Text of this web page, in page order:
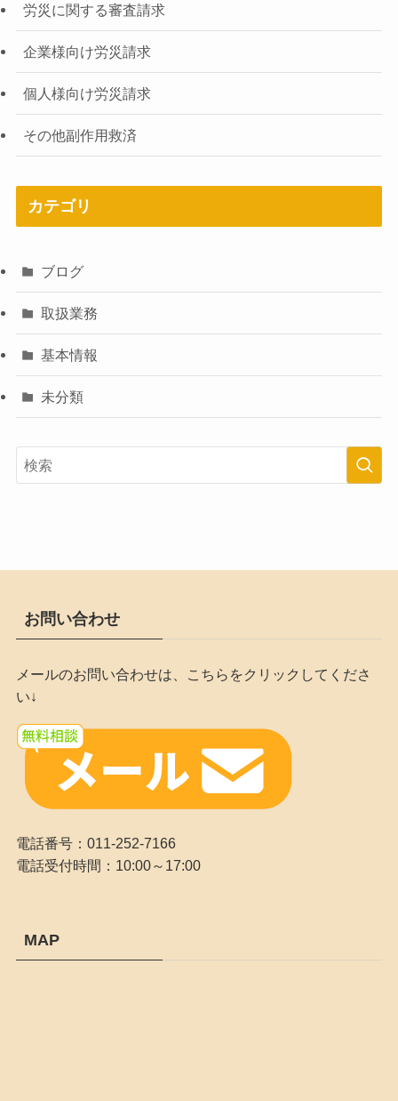
労災に関する審査請求
企業様向け労災請求
個人様向け労災請求
その他副作用救済
カテゴリ
ブログ
取扱業務
基本情報
未分類
お問い合わせ
メールのお問い合わせは、こちらをクリックしてくださ
い↓
電話番号：011-252-7166
電話受付時間：10:00～17:00
MAP